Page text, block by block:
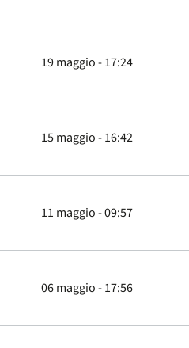
19 maggio - 17:24
15 maggio - 16:42
11 maggio - 09:57
06 maggio - 17:56